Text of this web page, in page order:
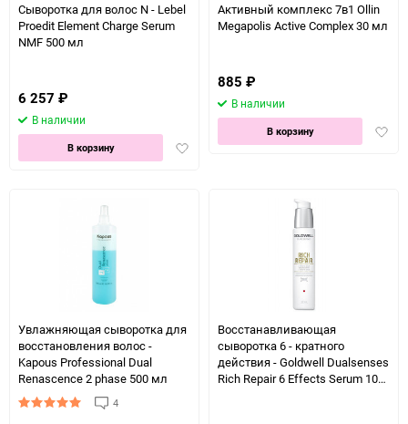
Сыворотка для волос N - Lebel
Proedit Element Charge Serum
NMF 500 мл
6 257 ₽
В наличии
Добавить
В корзину
Активный комплекс 7в1 Ollin
Megapolis Active Complex 30 мл
885 ₽
В наличии
В корзину
Увлажняющая сыворотка для
восстановления волос -
Kapous Professional Dual
Renascence 2 phase 500 мл
4
Восстанавливающая
сыворотка 6 - кратного
действия - Goldwell Dualsenses
Rich Repair 6 Effects Serum 100